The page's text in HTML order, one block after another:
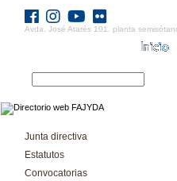
Avda. José Atarés 101. planta
Junta directiva
Estatutos
Convocatorias